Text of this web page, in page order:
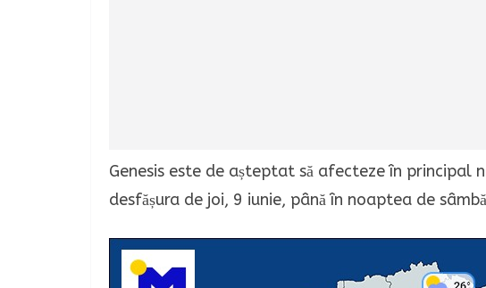
Genesis este de așteptat să afecteze în principal
desfășura de joi, 9 iunie, până în noaptea de